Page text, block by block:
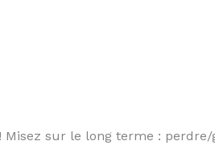
Misez sur le long terme :